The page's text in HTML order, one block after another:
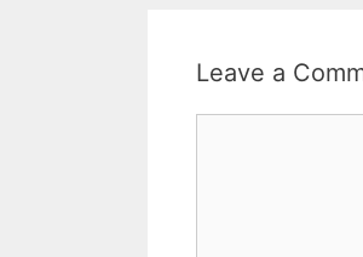
Leave a